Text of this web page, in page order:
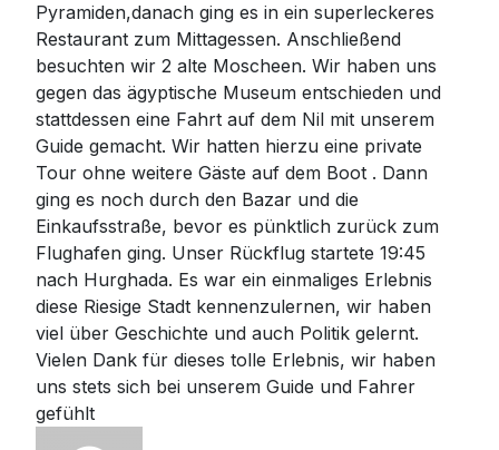
Pyramiden,danach ging es in ein superleckeres
Restaurant zum Mittagessen. Anschließend
besuchten wir 2 alte Moscheen. Wir haben uns
gegen das ägyptische Museum entschieden und
stattdessen eine Fahrt auf dem Nil mit unserem
Guide gemacht. Wir hatten hierzu eine private
Tour ohne weitere Gäste auf dem Boot . Dann
ging es noch durch den Bazar und die
Einkaufsstraße, bevor es pünktlich zurück zum
Flughafen ging. Unser Rückflug startete 19:45
nach Hurghada. Es war ein einmaliges Erlebnis
diese Riesige Stadt kennenzulernen, wir haben
viel über Geschichte und auch Politik gelernt.
Vielen Dank für dieses tolle Erlebnis, wir haben
uns stets sich bei unserem Guide und Fahrer
gefühlt